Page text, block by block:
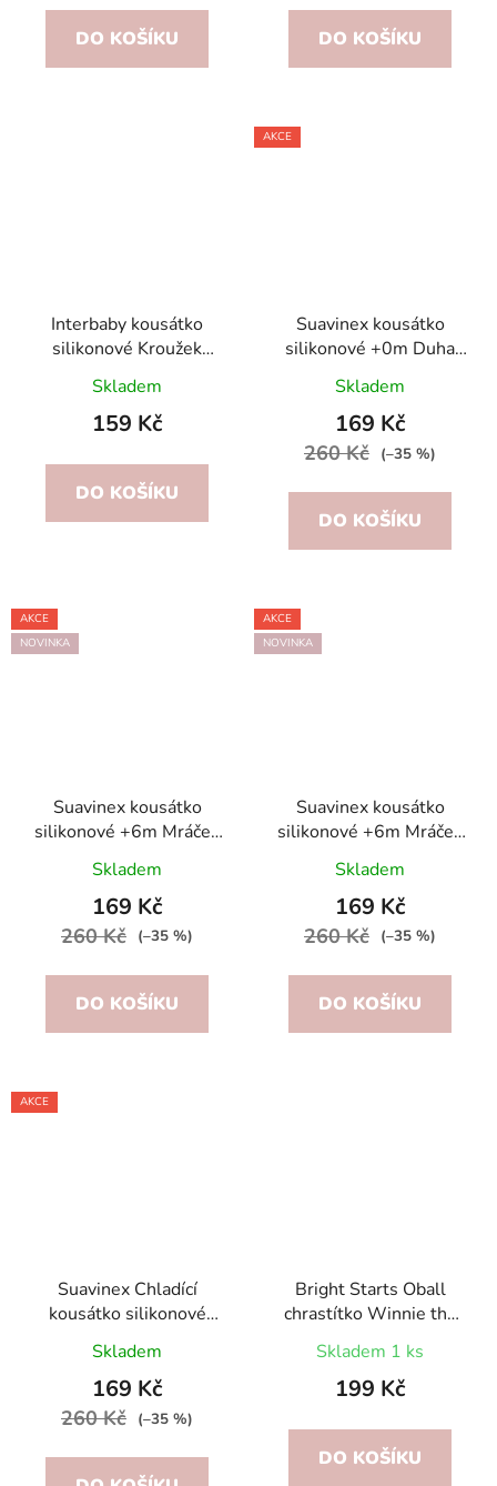
DO KOŠÍKU DO KOŠÍKU
Interbaby kousátko
silikonové Kroužek
Šedé
Skladem
159 Kč
DO KOŠÍKU
AKCE
Suavinex kousátko
silikonové +0m Duha
Růžová
Skladem
169 Kč
260 Kč (–35 %)
DO KOŠÍKU
AKCE
NOVINKA
Suavinex kousátko
silikonové +6m Mráček
Blue
Skladem
169 Kč
260 Kč (–35 %)
DO KOŠÍKU
AKCE
NOVINKA
Suavinex kousátko
silikonové +6m Mráček
Grey
Skladem
169 Kč
260 Kč (–35 %)
DO KOŠÍKU
AKCE
Suavinex Chladící
kousátko silikonové
Růžové
Skladem
169 Kč
260 Kč (–35 %)
Bright Starts Oball
chrastítko Winnie the
Pooh Jingle & Shake
0m+
Skladem 1 ks
199 Kč
DO KOŠÍKU